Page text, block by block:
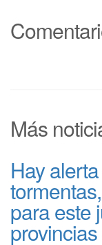
Más
Hay
para este